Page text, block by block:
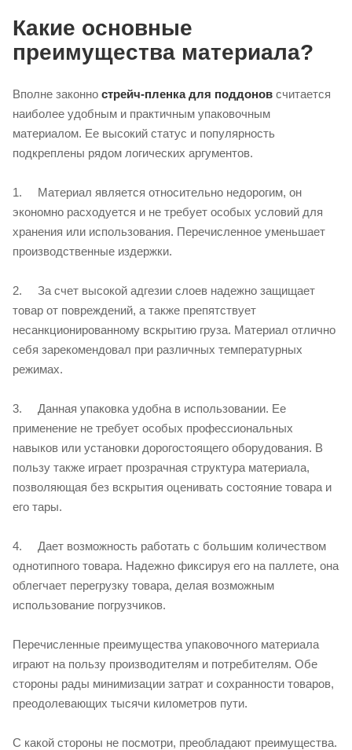
Какие основные
преимущества материала?
Вполне законно стрейч-пленка для поддонов считается
наиболее удобным и практичным упаковочным
материалом. Ее высокий статус и популярность
подкреплены рядом логических аргументов.
1. Материал является относительно недорогим, он
экономно расходуется и не требует особых условий для
хранения или использования. Перечисленное уменьшает
производственные издержки.
2. За счет высокой адгезии слоев надежно защищает
товар от повреждений, а также препятствует
несанкционированному вскрытию груза. Материал отлично
себя зарекомендовал при различных температурных
режимах.
3. Данная упаковка удобна в использовании. Ее
применение не требует особых профессиональных
навыков или установки дорогостоящего оборудования. В
пользу также играет прозрачная структура материала,
позволяющая без вскрытия оценивать состояние товара и
его тары.
4. Дает возможность работать с большим количеством
однотипного товара. Надежно фиксируя его на паллете, она
облегчает перегрузку товара, делая возможным
использование погрузчиков.
Перечисленные преимущества упаковочного материала
играют на пользу производителям и потребителям. Обе
стороны рады минимизации затрат и сохранности товаров,
преодолевающих тысячи километров пути.
С какой стороны не посмотри, преобладают преимущества.